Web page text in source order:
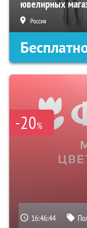
ювелирных
Россия
-20%
16:46:43